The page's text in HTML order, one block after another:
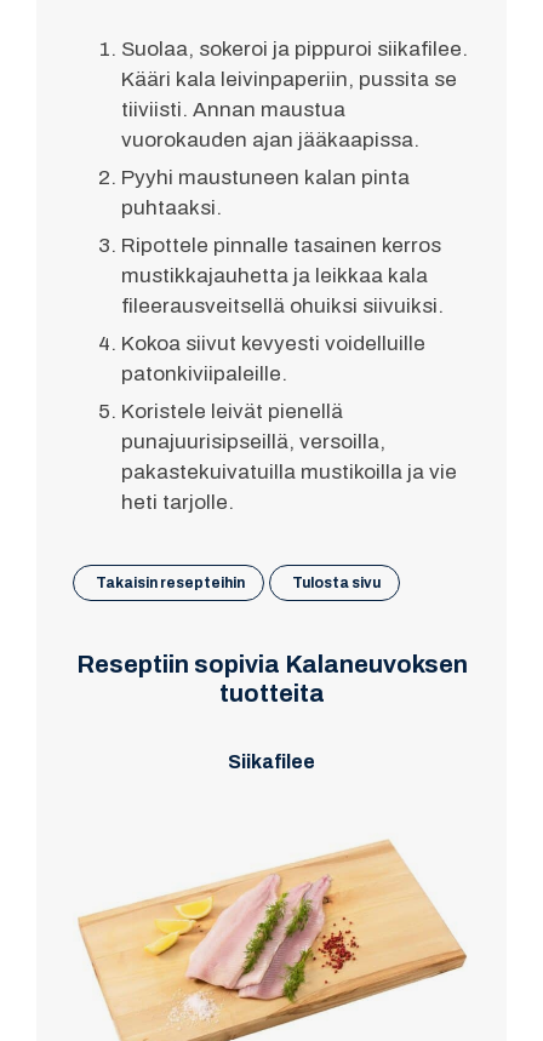
Suolaa, sokeroi ja pippuroi siikafilee.
Kääri kala leivinpaperiin, pussita se
tiiviisti. Annan maustua
vuorokauden ajan jääkaapissa.
Pyyhi maustuneen kalan pinta
puhtaaksi.
Ripottele pinnalle tasainen kerros
mustikkajauhetta ja leikkaa kala
fileerausveitsellä ohuiksi siivuiksi.
Kokoa siivut kevyesti voidelluille
patonkiviipaleille.
Koristele leivät pienellä
punajuurisipseillä, versoilla,
pakastekuivatuilla mustikoilla ja vie
heti tarjolle.
Takaisin resepteihin Tulosta sivu
Reseptiin sopivia Kalaneuvoksen
tuotteita
Siikafilee